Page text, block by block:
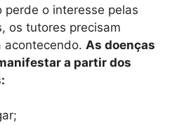
perde o interesse pelas
os tutores precisam
acontecendo. As doenças
a partir dos